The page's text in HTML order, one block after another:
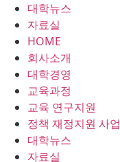
대학뉴스
자료실
HOME
회사소개
대학경영
교육과정
교육 연구지원
정책 재정지원 사업
대학뉴스
자료실